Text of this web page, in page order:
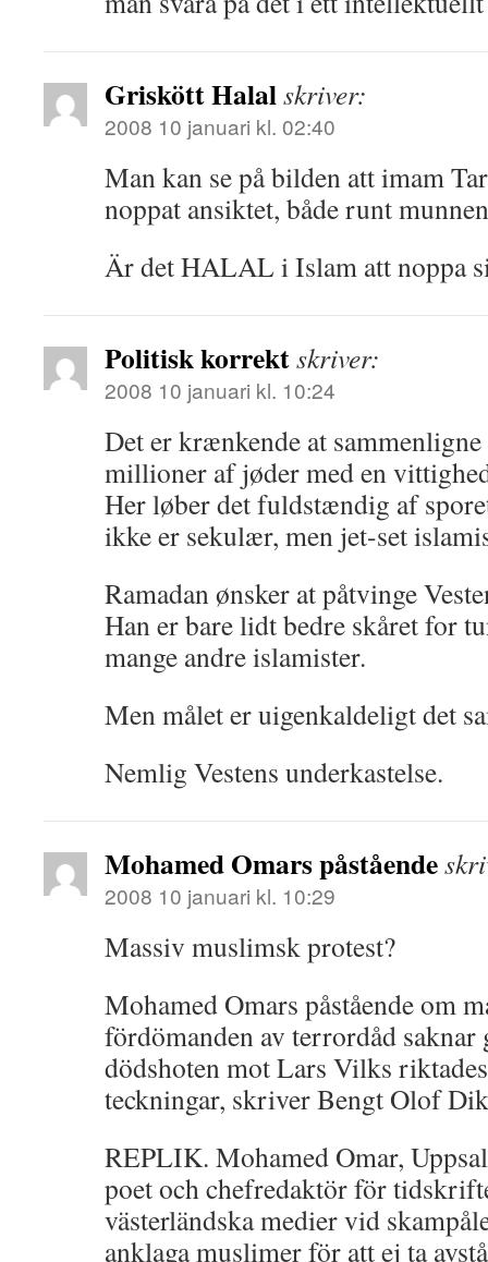
Griskött Halalskriver:
2008 10 januari kl. 02:40
Man kan se på bilden att imam
noppat ansiktet, både runt
Är det HALAL i Islam att noppa
Politisk korrektskriver:
2008 10 januari kl. 10:24
Det er krænkende at sammenligne
millioner af jøder med en
Her løber det fuldstændig af
ikke er sekulær, men jet-set
Ramadan ønsker at påtvinge
Han er bare lidt bedre skåret for
mange andre islamister.
Men målet er uigenkaldeligt det
Nemlig Vestens underkastelse.
Mohamed Omars påstående
2008 10 januari kl. 10:29
Massiv muslimsk protest?
Mohamed Omars påstående om
fördömanden av terrordåd
dödshoten mot Lars Vilks
teckningar, ­skriver Bengt Olof
REPLIK. Mohamed Omar,
poet och chefredaktör för
västerländska medier vid
anklaga muslimer för att ej ta